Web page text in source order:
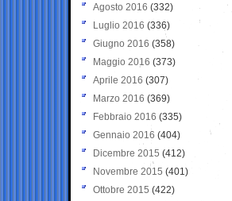
Agosto 2016 (332)
Luglio 2016 (336)
Giugno 2016 (358)
Maggio 2016 (373)
Aprile 2016 (307)
Marzo 2016 (369)
Febbraio 2016 (335)
Gennaio 2016 (404)
Dicembre 2015 (412)
Novembre 2015 (401)
Ottobre 2015 (422)